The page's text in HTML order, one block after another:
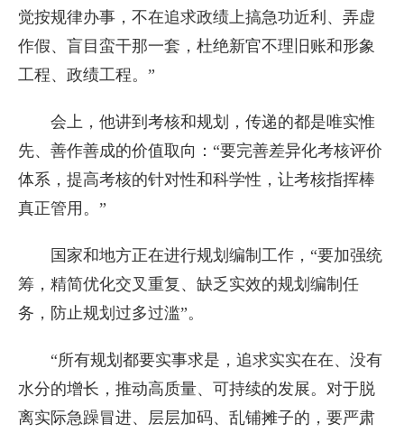
觉按规律办事，不在追求政绩上搞急功近利、弄虚
作假、盲目蛮干那一套，杜绝新官不理旧账和形象
工程、政绩工程。”
会上，他讲到考核和规划，传递的都是唯实惟
先、善作善成的价值取向：“要完善差异化考核评价
体系，提高考核的针对性和科学性，让考核指挥棒
真正管用。”
国家和地方正在进行规划编制工作，“要加强统
筹，精简优化交叉重复、缺乏实效的规划编制任
务，防止规划过多过滥”。
“所有规划都要实事求是，追求实实在在、没有
水分的增长，推动高质量、可持续的发展。对于脱
离实际急躁冒进、层层加码、乱铺摊子的，要严肃